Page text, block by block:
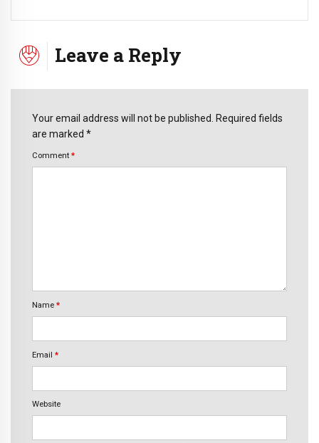
Leave a Reply
Your email address will not be published. Required fields
are marked *
Comment *
Name *
Email *
Website